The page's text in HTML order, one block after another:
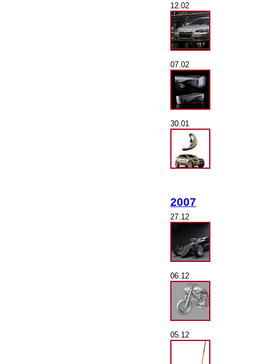
12.02
07.02
30.01
2007
27.12
06.12
05.12